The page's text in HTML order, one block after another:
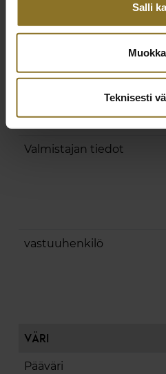
Salli
Teknisesti
Tuotesarja/-perhe
Valmistajan tiedot
vastuuhenkilö
Väri
Pääväri